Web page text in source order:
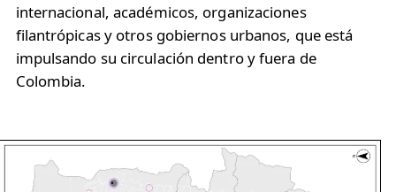
internacional, académicos, organizaciones
filantrópicas y otros gobiernos urbanos, que está
impulsando su circulación dentro y fuera de
Colombia.